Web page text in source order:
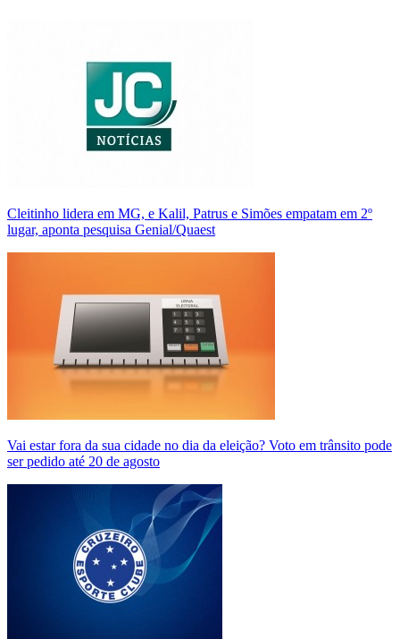
Cleitinho lidera em MG, e Kalil, Patrus e Simões empatam em 2º
lugar, aponta pesquisa Genial/Quaest
Vai estar fora da sua cidade no dia da eleição? Voto em trânsito pode
ser pedido até 20 de agosto